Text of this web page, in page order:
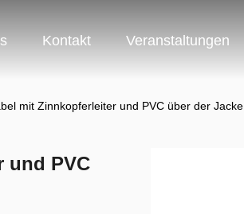
Kontakt Veranstaltungen
mit Zinnkopferleiter und PVC über der Jacke
und PVC